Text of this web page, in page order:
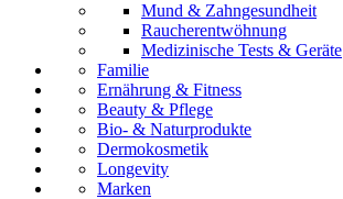
Mund & Zahngesundheit
Raucherentwöhnung
Medizinische Tests & Geräte
Familie
Ernährung & Fitness
Beauty & Pflege
Bio- & Naturprodukte
Dermokosmetik
Longevity
Marken